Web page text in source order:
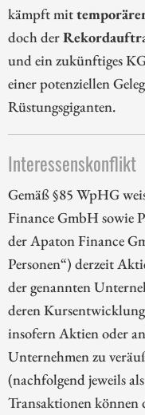
kämpft mit
doch der
und ein zukünftiges
einer potenziellen
Rüstungsgiganten.
Interessenskonflikt
Gemäß §85 WpHG
Finance GmbH sowie
der Apaton Finance
Personen“) derzeit
der genannten
deren
insofern Aktien oder
Unternehmen zu
(nachfolgend jeweils
Transaktionen können